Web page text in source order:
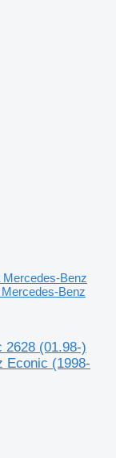
Benz
Benz
2628 (01.98-)
Econic (1998-